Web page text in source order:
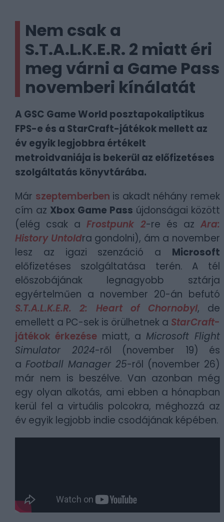
Nem csak a
S.T.A.L.K.E.R. 2 miatt éri
meg várni a Game Pass
novemberi kínálatát
A GSC Game World posztapokaliptikus
FPS-e és a StarCraft-játékok mellett az
év egyik legjobbra értékelt
metroidvaniája is bekerül az előfizetéses
szolgáltatás könyvtárába.
Már szeptemberben is akadt néhány remek
cím az Xbox Game Pass újdonságai között
(elég csak aFrostpunk 2-re és azAra:
History Untoldra gondolni), ám a november
lesz az igazi szenzáció a Microsoft
előfizetéses szolgáltatása terén. A tél
előszobájának legnagyobb sztárja
egyértelműen a november 20-án befutó
S.T.A.L.K.E.R. 2: Heart of Chornobyl, de
emellett a PC-sek is örülhetnek a StarCraft-
játékok érkezésemiatt, aMicrosoft Flight
Simulator 2024-ről (november 19) és
a Football Manager 25-ről (november 26)
már nem is beszélve. Van azonban még
egy olyan alkotás, ami ebben a hónapban
kerül fel a virtuális polcokra, méghozzá az
év egyik legjobb indie csodájának képében.